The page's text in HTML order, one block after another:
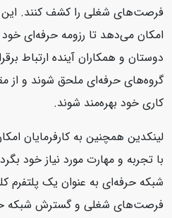
فرصت‌های شغلی را کشف کنند. این
امکان می‌دهد تا رزومه حرفه‌ای خود
دوستان و همکاران آینده ارتباط
گروه‌های حرفه‌ای ملحق شوند و از
کاری خود بهره‌مند شوند.
لینکدین همچنین به کارفرمایان
با تجربه و مهارت مورد نیاز خود
شبکه حرفه‌ای به عنوان یک پلتفرم
فرصت‌های شغلی و گسترش شبکه